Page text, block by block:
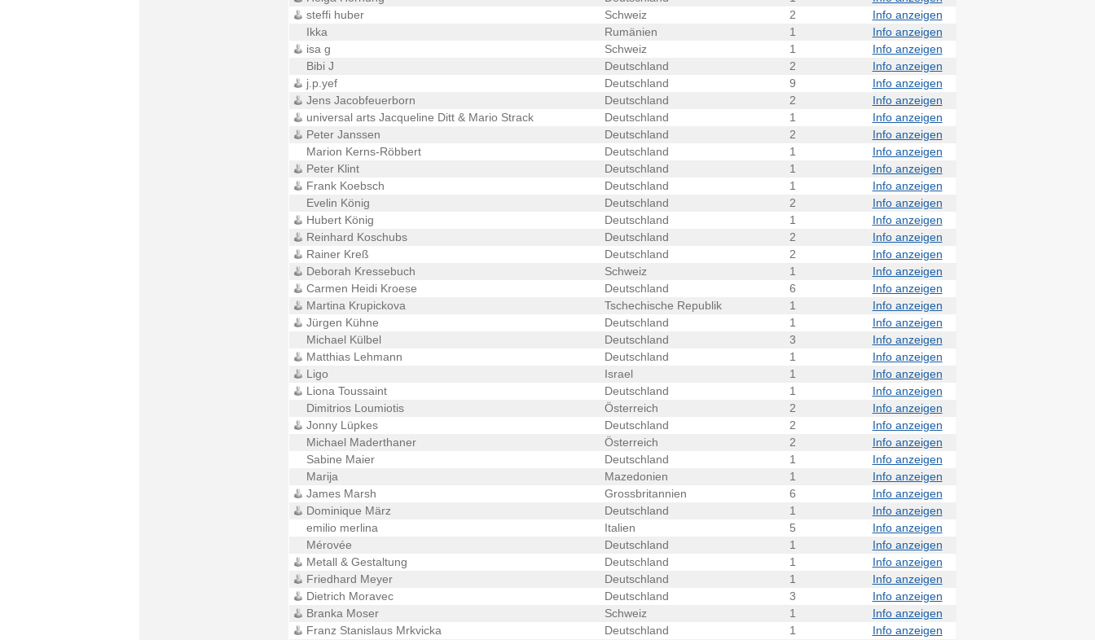
steffi huber
Schweiz 2
Info anzeigen
Ikka
Rumänien 1
Info anzeigen
isa g
Schweiz 1
Info anzeigen
Bibi J
Deutschland 2
Info anzeigen
j.p.yef
Deutschland 9
Info anzeigen
Jens Jacobfeuerborn
Deutschland 2
Info anzeigen
universal arts Jacqueline Ditt & Mario Strack
Deutschland 1
Info anzeigen
Peter Janssen
Deutschland 2
Info anzeigen
Marion Kerns-Röbbert
Deutschland 1
Info anzeigen
Peter Klint
Deutschland 1
Info anzeigen
Frank Koebsch
Deutschland 1
Info anzeigen
Evelin König
Deutschland 2
Info anzeigen
Hubert König
Deutschland 1
Info anzeigen
Reinhard Koschubs
Deutschland 2
Info anzeigen
Rainer Kreß
Deutschland 2
Info anzeigen
Deborah Kressebuch
Schweiz 1
Info anzeigen
Carmen Heidi Kroese
Deutschland 6
Info anzeigen
Martina Krupickova
Tschechische Republik 1
Info anzeigen
Jürgen Kühne
Deutschland 1
Info anzeigen
Michael Külbel
Deutschland 3
Info anzeigen
Matthias Lehmann
Deutschland 1
Info anzeigen
Ligo
Israel 1
Info anzeigen
Liona Toussaint
Deutschland 1
Info anzeigen
Dimitrios Loumiotis
Österreich 2
Info anzeigen
Jonny Lüpkes
Deutschland 2
Info anzeigen
Michael Maderthaner
Österreich 2
Info anzeigen
Sabine Maier
Deutschland 1
Info anzeigen
Marija
Mazedonien 1
Info anzeigen
James Marsh
Grossbritannien 6
Info anzeigen
Dominique März
Deutschland 1
Info anzeigen
emilio merlina
Italien 5
Info anzeigen
Mérovée
Deutschland 1
Info anzeigen
Metall & Gestaltung
Deutschland 1
Info anzeigen
Friedhard Meyer
Deutschland 1
Info anzeigen
Dietrich Moravec
Deutschland 3
Info anzeigen
Branka Moser
Schweiz 1
Info anzeigen
Franz Stanislaus Mrkvicka
Deutschland 1
Info anzeigen